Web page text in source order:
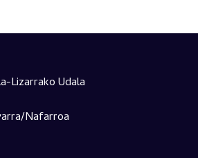
Lizarrako Udala
Nafarroa